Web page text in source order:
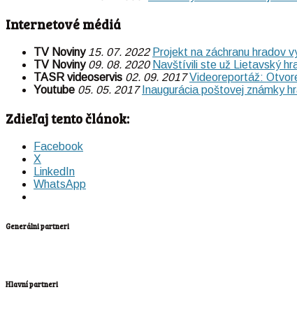
Internetové médiá
TV Noviny 15. 07. 2022 Projekt na záchranu hradov
TV Noviny 09. 08. 2020 Navštívili ste už Lietavský
TASR videoservis 02. 09. 2017 Videoreportáž:
Youtube 05. 05. 2017 Inaugurácia poštovej známky
Zdieľaj tento článok:
Facebook
X
LinkedIn
WhatsApp
Generálni partneri
Hlavní partneri